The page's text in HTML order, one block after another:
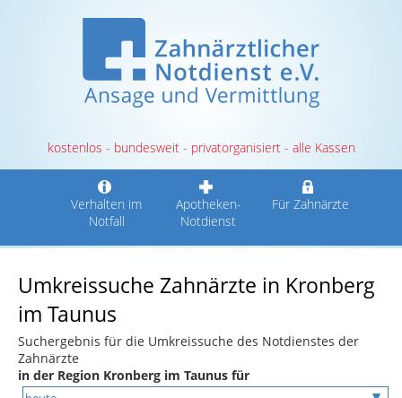
kostenlos - bundesweit - privatorganisiert - alle Kassen
Verhalten im
Notfall
Apotheken-
Notdienst
Für Zahnärzte
Umkreissuche Zahnärzte in Kronberg
im Taunus
Suchergebnis für die Umkreissuche des Notdienstes der
Zahnärzte
in der Region Kronberg im Taunus für